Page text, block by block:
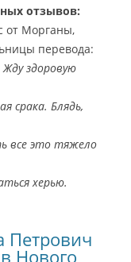
отзывов:
от Морганы,
перевода:
Жду здоровую
срака. Блядь,
все это тяжело
херью.
Петрович
Нового